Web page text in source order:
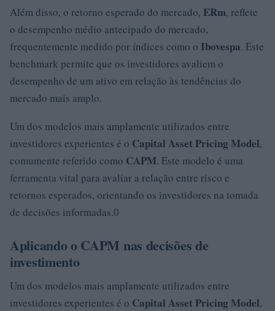
Além disso, o retorno esperado do mercado, ERm, reflete
o desempenho médio antecipado do mercado,
frequentemente medido por índices como o Ibovespa. Este
benchmark permite que os investidores avaliem o
desempenho de um ativo em relação às tendências do
mercado mais amplo.
Um dos modelos mais amplamente utilizados entre
investidores experientes é o Capital Asset Pricing Model,
comumente referido como CAPM. Este modelo é uma
ferramenta vital para avaliar a relação entre risco e
retornos esperados, orientando os investidores na tomada
de decisões informadas.0
Aplicando o CAPM nas decisões de
investimento
Um dos modelos mais amplamente utilizados entre
investidores experientes é o Capital Asset Pricing Model,